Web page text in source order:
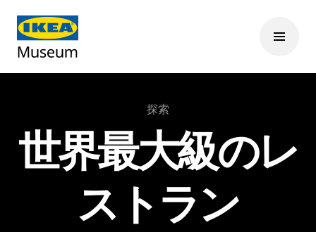
探索
世界最大級のレ
ストラン